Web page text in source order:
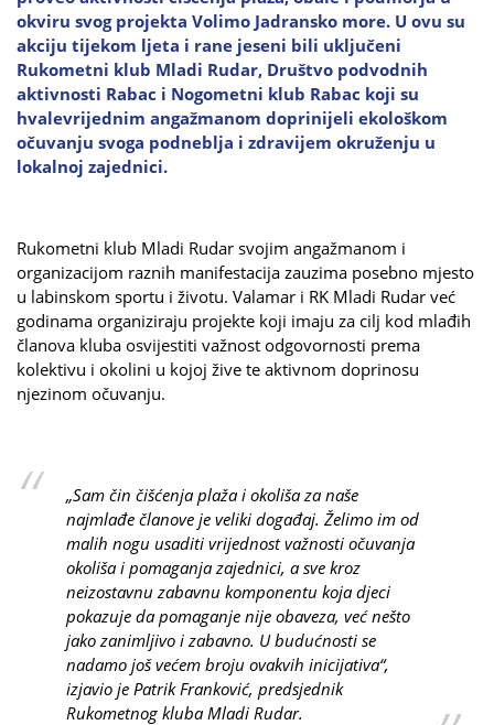
okviru svog projekta Volimo Jadransko more. U ovu su
akciju tijekom ljeta i rane jeseni bili uključeni
Rukometni klub Mladi Rudar, Društvo podvodnih
aktivnosti Rabac i Nogometni klub Rabac koji su
hvalevrijednim angažmanom doprinijeli ekološkom
očuvanju svoga podneblja i zdravijem okruženju u
lokalnoj zajednici.
Rukometni klub Mladi Rudar svojim angažmanom i
organizacijom raznih manifestacija zauzima posebno mjesto
u labinskom sportu i životu. Valamar i RK Mladi Rudar već
godinama organiziraju projekte koji imaju za cilj kod mlađih
članova kluba osvijestiti važnost odgovornosti prema
kolektivu i okolini u kojoj žive te aktivnom doprinosu
njezinom očuvanju.
„Sam čin čišćenja plaža i okoliša za naše
najmlađe članove je veliki događaj. Želimo im od
malih nogu usaditi vrijednost važnosti očuvanja
okoliša i pomaganja zajednici, a sve kroz
neizostavnu zabavnu komponentu koja djeci
pokazuje da pomaganje nije obaveza, već nešto
jako zanimljivo i zabavno. U budućnosti se
nadamo još većem broju ovakvih inicijativa“,
izjavio je Patrik Franković, predsjednik
Rukometnog kluba Mladi Rudar.